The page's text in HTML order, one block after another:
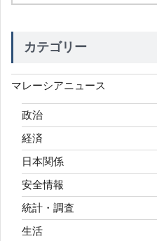
カテゴリー
マレーシアニュース
政治
経済
日本関係
安全情報
統計・調査
生活